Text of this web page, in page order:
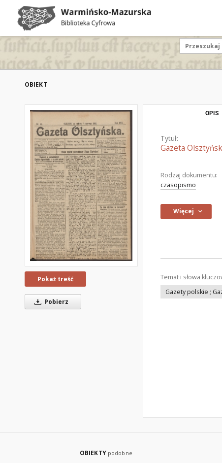
OBIEKT
Pokaż treść
Pobierz
OPIS
Tytuł:
Gazeta
Rodzaj dokumentu:
czasopismo
Więcej
Temat i słowa
Gazety polskie ;
OBIEKTY podobne